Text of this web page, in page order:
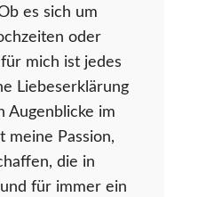
es sich um
oder
mich ist jedes
Liebeserklärung
Augenblicke im
meine Passion,
die in
für immer ein